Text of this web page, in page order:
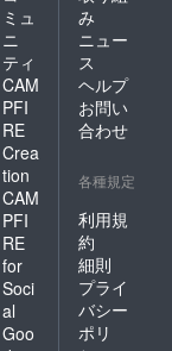
ミュ
ニ
ティ
CAM
PFI
RE
Crea
tion
CAM
PFI
RE
for
Soci
al
Goo
み
ニュー
ス
ヘルプ
お問い
合わせ
各種規定
利用規
約
細則
プライ
バシー
ポリ